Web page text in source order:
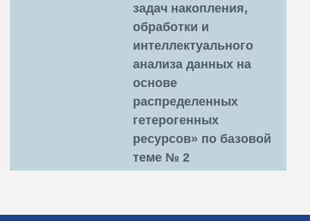
задач накопления,
обработки и
интеллектуального
анализа данных на
основе
распределенных
гетерогенных
ресурсов» по базовой
теме № 2